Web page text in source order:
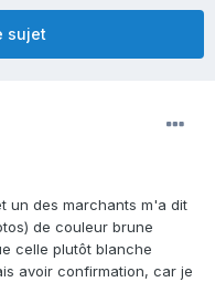
sujet
un des marchants m'a dit
de couleur brune
celle plutôt blanche
avoir confirmation, car je